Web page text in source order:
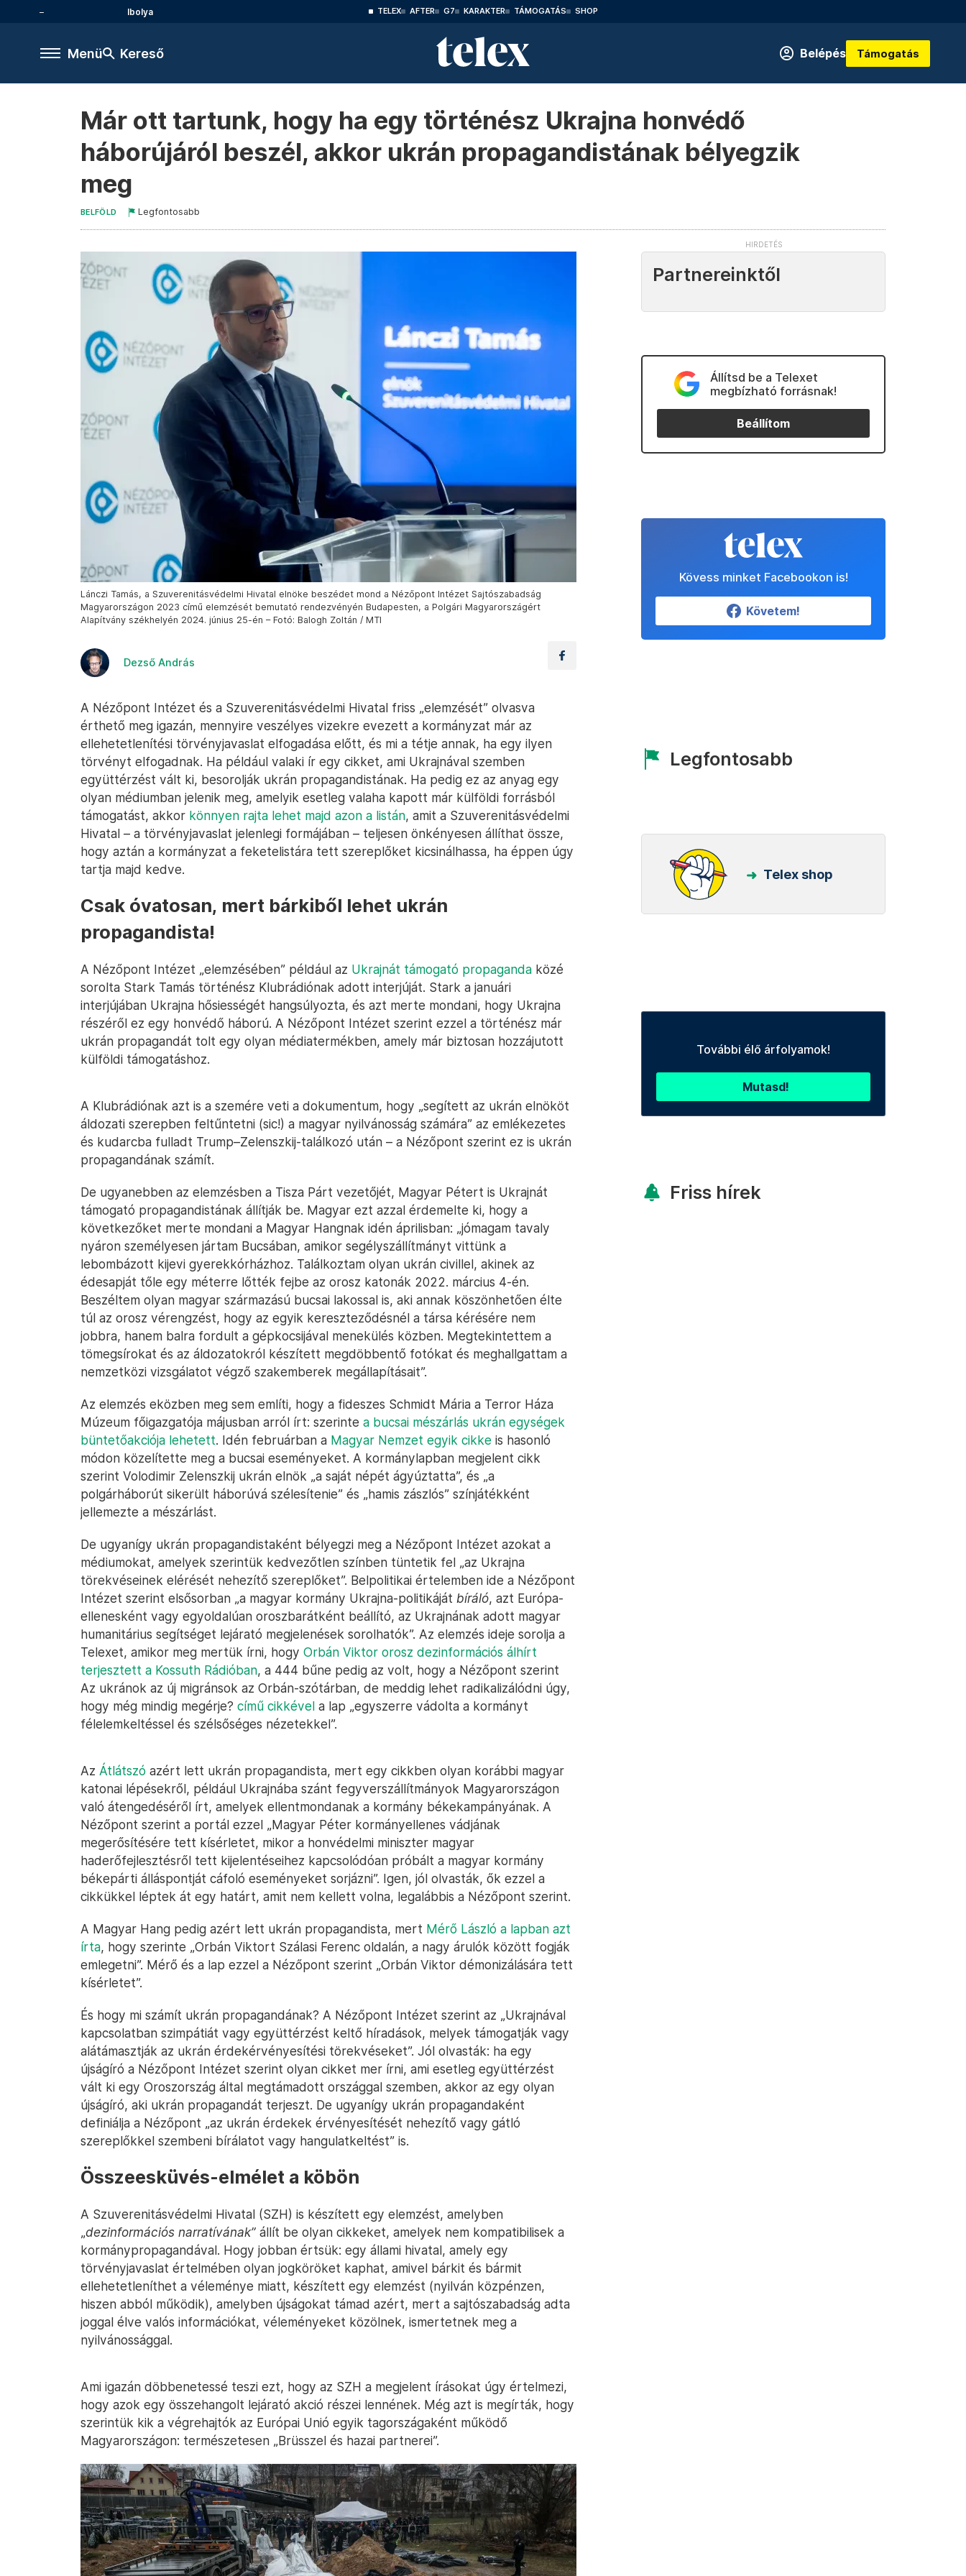
Ibolya TELEX AFTER G7 KARAKTER TÁMOGATÁS SHOP
Menü Kereső Belépés Támogatás
Már ott tartunk, hogy ha egy történész Ukrajna honvédő
háborújáról beszél, akkor ukrán propagandistának bélyegzik
meg
BELFÖLD Legfontosabb
Lánczi Tamás, a Szuverenitásvédelmi Hivatal elnöke beszédet mond a Nézőpont Intézet Sajtószabadság
Magyarországon 2023 című elemzését bemutató rendezvényén Budapesten, a Polgári Magyarországért
Alapítvány székhelyén 2024. június 25-én – Fotó: Balogh Zoltán / MTI
Dezső András
A Nézőpont Intézet és a Szuverenitásvédelmi Hivatal friss „elemzését” olvasva
érthető meg igazán, mennyire veszélyes vizekre evezett a kormányzat már az
ellehetetlenítési törvényjavaslat elfogadása előtt, és mi a tétje annak, ha egy ilyen
törvényt elfogadnak. Ha például valaki ír egy cikket, ami Ukrajnával szemben
együttérzést vált ki, besorolják ukrán propagandistának. Ha pedig ez az anyag egy
olyan médiumban jelenik meg, amelyik esetleg valaha kapott már külföldi forrásból
támogatást, akkor könnyen rajta lehet majd azon a listán, amit a Szuverenitásvédelmi
Hivatal – a törvényjavaslat jelenlegi formájában – teljesen önkényesen állíthat össze,
hogy aztán a kormányzat a feketelistára tett szereplőket kicsinálhassa, ha éppen úgy
tartja majd kedve.
Csak óvatosan, mert bárkiből lehet ukrán
propagandista!
A Nézőpont Intézet „elemzésében” például az Ukrajnát támogató propaganda közé
sorolta Stark Tamás történész Klubrádiónak adott interjúját. Stark a januári
interjújában Ukrajna hősiességét hangsúlyozta, és azt merte mondani, hogy Ukrajna
részéről ez egy honvédő háború. A Nézőpont Intézet szerint ezzel a történész már
ukrán propagandát tolt egy olyan médiatermékben, amely már biztosan hozzájutott
külföldi támogatáshoz.
A Klubrádiónak azt is a szemére veti a dokumentum, hogy „segített az ukrán elnököt
áldozati szerepben feltűntetni (sic!) a magyar nyilvánosság számára” az emlékezetes
és kudarcba fulladt Trump–Zelenszkij-találkozó után – a Nézőpont szerint ez is ukrán
propagandának számít.
De ugyanebben az elemzésben a Tisza Párt vezetőjét, Magyar Pétert is Ukrajnát
támogató propagandistának állítják be. Magyar ezt azzal érdemelte ki, hogy a
következőket merte mondani a Magyar Hangnak idén áprilisban: „jómagam tavaly
nyáron személyesen jártam Bucsában, amikor segélyszállítmányt vittünk a
lebombázott kijevi gyerekkórházhoz. Találkoztam olyan ukrán civillel, akinek az
édesapját tőle egy méterre lőtték fejbe az orosz katonák 2022. március 4-én.
Beszéltem olyan magyar származású bucsai lakossal is, aki annak köszönhetően élte
túl az orosz vérengzést, hogy az egyik kereszteződésnél a társa kérésére nem
jobbra, hanem balra fordult a gépkocsijával menekülés közben. Megtekintettem a
tömegsírokat és az áldozatokról készített megdöbbentő fotókat és meghallgattam a
nemzetközi vizsgálatot végző szakemberek megállapításait”.
Az elemzés eközben meg sem említi, hogy a fideszes Schmidt Mária a Terror Háza
Múzeum főigazgatója májusban arról írt: szerinte a bucsai mészárlás ukrán egységek
büntetőakciója lehetett. Idén februárban a Magyar Nemzet egyik cikke is hasonló
módon közelítette meg a bucsai eseményeket. A kormánylapban megjelent cikk
szerint Volodimir Zelenszkij ukrán elnök „a saját népét ágyúztatta”, és „a
polgárháborút sikerült háborúvá szélesítenie” és „hamis zászlós” színjátékként
jellemezte a mészárlást.
De ugyanígy ukrán propagandistaként bélyegzi meg a Nézőpont Intézet azokat a
médiumokat, amelyek szerintük kedvezőtlen színben tüntetik fel „az Ukrajna
törekvéseinek elérését nehezítő szereplőket”. Belpolitikai értelemben ide a Nézőpont
Intézet szerint elsősorban „a magyar kormány Ukrajna-politikáját bíráló, azt Európa-
ellenesként vagy egyoldalúan oroszbarátként beállító, az Ukrajnának adott magyar
humanitárius segítséget lejárató megjelenések sorolhatók”. Az elemzés ideje sorolja a
Telexet, amikor meg mertük írni, hogy Orbán Viktor orosz dezinformációs álhírt
terjesztett a Kossuth Rádióban, a 444 bűne pedig az volt, hogy a Nézőpont szerint
Az ukránok az új migránsok az Orbán-szótárban, de meddig lehet radikalizálódni úgy,
hogy még mindig megérje? című cikkével a lap „egyszerre vádolta a kormányt
félelemkeltéssel és szélsőséges nézetekkel”.
Az Átlátszó azért lett ukrán propagandista, mert egy cikkben olyan korábbi magyar
katonai lépésekről, például Ukrajnába szánt fegyverszállítmányok Magyarországon
való átengedéséről írt, amelyek ellentmondanak a kormány békekampányának. A
Nézőpont szerint a portál ezzel „Magyar Péter kormányellenes vádjának
megerősítésére tett kísérletet, mikor a honvédelmi miniszter magyar
haderőfejlesztésről tett kijelentéseihez kapcsolódóan próbált a magyar kormány
békepárti álláspontját cáfoló eseményeket sorjázni”. Igen, jól olvasták, ők ezzel a
cikkükkel léptek át egy határt, amit nem kellett volna, legalábbis a Nézőpont szerint.
A Magyar Hang pedig azért lett ukrán propagandista, mert Mérő László a lapban azt
írta, hogy szerinte „Orbán Viktort Szálasi Ferenc oldalán, a nagy árulók között fogják
emlegetni”. Mérő és a lap ezzel a Nézőpont szerint „Orbán Viktor démonizálására tett
kísérletet”.
És hogy mi számít ukrán propagandának? A Nézőpont Intézet szerint az „Ukrajnával
kapcsolatban szimpátiát vagy együttérzést keltő híradások, melyek támogatják vagy
alátámasztják az ukrán érdekérvényesítési törekvéseket”. Jól olvasták: ha egy
újságíró a Nézőpont Intézet szerint olyan cikket mer írni, ami esetleg együttérzést
vált ki egy Oroszország által megtámadott országgal szemben, akkor az egy olyan
újságíró, aki ukrán propagandát terjeszt. De ugyanígy ukrán propagandaként
definiálja a Nézőpont „az ukrán érdekek érvényesítését nehezítő vagy gátló
szereplőkkel szembeni bírálatot vagy hangulatkeltést” is.
Összeesküvés-elmélet a köbön
A Szuverenitásvédelmi Hivatal (SZH) is készített egy elemzést, amelyben
„dezinformációs narratívának” állít be olyan cikkeket, amelyek nem kompatibilisek a
kormánypropagandával. Hogy jobban értsük: egy állami hivatal, amely egy
törvényjavaslat értelmében olyan jogköröket kaphat, amivel bárkit és bármit
ellehetetleníthet a véleménye miatt, készített egy elemzést (nyilván közpénzen,
hiszen abból működik), amelyben újságokat támad azért, mert a sajtószabadság adta
joggal élve valós információkat, véleményeket közölnek, ismertetnek meg a
nyilvánossággal.
Ami igazán döbbenetessé teszi ezt, hogy az SZH a megjelent írásokat úgy értelmezi,
hogy azok egy összehangolt lejárató akció részei lennének. Még azt is megírták, hogy
szerintük kik a végrehajtók az Európai Unió egyik tagországaként működő
Magyarországon: természetesen „Brüsszel és hazai partnerei”.
Partnereinktől
Állítsd be a Telexet
megbízható forrásnak!
Beállítom
Kövess minket Facebookon is!
Követem!
Legfontosabb
Telex shop
További élő árfolyamok!
Mutasd!
Friss hírek